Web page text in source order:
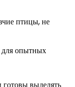
птицы, не
для опытных